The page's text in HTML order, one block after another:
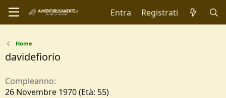
Entra Registrati
Home
davidefiorio
Compleanno
26 Novembre 1970 (Età: 55)